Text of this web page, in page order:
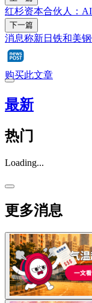
红杉资本合伙人：
下一篇
消息称新日铁和美
购买此文章
最新
热门
Loading...
更多消息